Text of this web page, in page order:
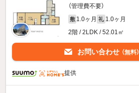
（管理費不要）
敷 1.0ヶ月 礼 1.0ヶ月
2階 / 2LDK / 52.01㎡
お問い合わせ （無料）
提供